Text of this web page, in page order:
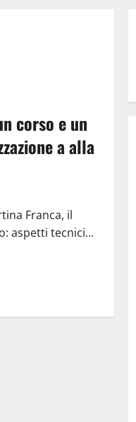
corso e un
a alla
Franca, il
aspetti tecnici...